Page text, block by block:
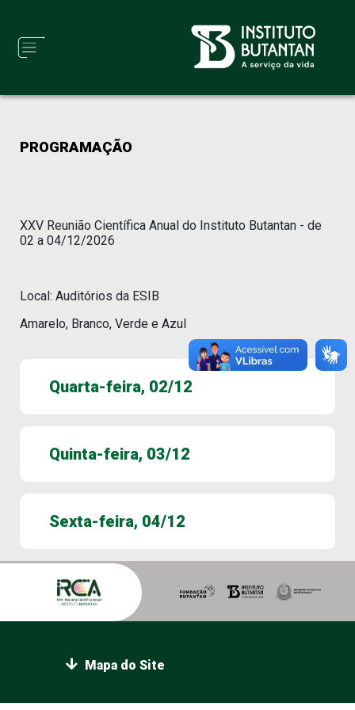
PROGRAMAÇÃO
XXV Reunião Científica Anual do Instituto Butantan - de
02 a 04/12/2026
Local: Auditórios da ESIB
Amarelo, Branco, Verde e Azul
Quarta-feira, 02/12
Quinta-feira, 03/12
Sexta-feira, 04/12
Mapa do Site